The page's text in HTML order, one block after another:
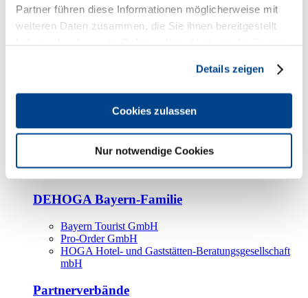
Partner führen diese Informationen möglicherweise mit
weiteren Daten zusammen, die Sie ihnen bereitgestellt
Details zeigen
Cookies zulassen
Nur notwendige Cookies
Kooperationspartner
Tourismusorganisationen
Bayern Tourismus Marketing GmbH
DEHOGA-Familie
Bundesverband
Fachverbände
DEHOGA Bayern-Familie
Bayern Tourist GmbH
Pro-Order GmbH
HOGA Hotel- und Gaststätten-Beratungsgesellschaft
mbH
Partnerverbände